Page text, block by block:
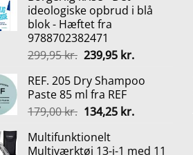
ideologiske opbrud i blå
blok - Hæftet fra
9788702382471
299,95kr. Den
pris
var:
299,95 kr..
239,95 kr.Den
pris
239,95 kr..
REF. 205 Dry Shampoo
Paste 85 ml fra REF
179,00kr. Den
pris
134,25 kr.Den
Multifunktionelt
Multiværktøj 13-i-1 med 11